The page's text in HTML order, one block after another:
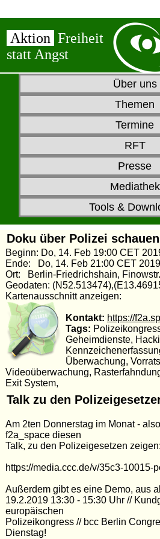
Aktion Freiheit
statt Angst
Über uns
Themen
Termine
RFT
Presse
Mediathek
Tools &
Doku über Polizei schauen
Beginn: Do, 14. Feb 19:00 CET
Ende: Do, 14. Feb 21:00 CET 2019
Ort: Berlin-Friedrichshain,
Geodaten:
Kartenausschnitt anzeigen:
Kontakt: https://
Tags:
Geheimdienste,
Überwachung,
Videoüberwachung,
Exit System,
Talk zu den
Am 2ten Donnerstag im Monat -
f2a_space diesen
Talk, zu den Polizeigesetzen zeigen:
https://media.ccc.de/v/35c3-10015-
Außerdem gibt es eine Demo, aus
19.2.2019 13:30 - 15:30 Uhr //
europäischen
Polizeikongress // bcc Berlin
Dienstag!